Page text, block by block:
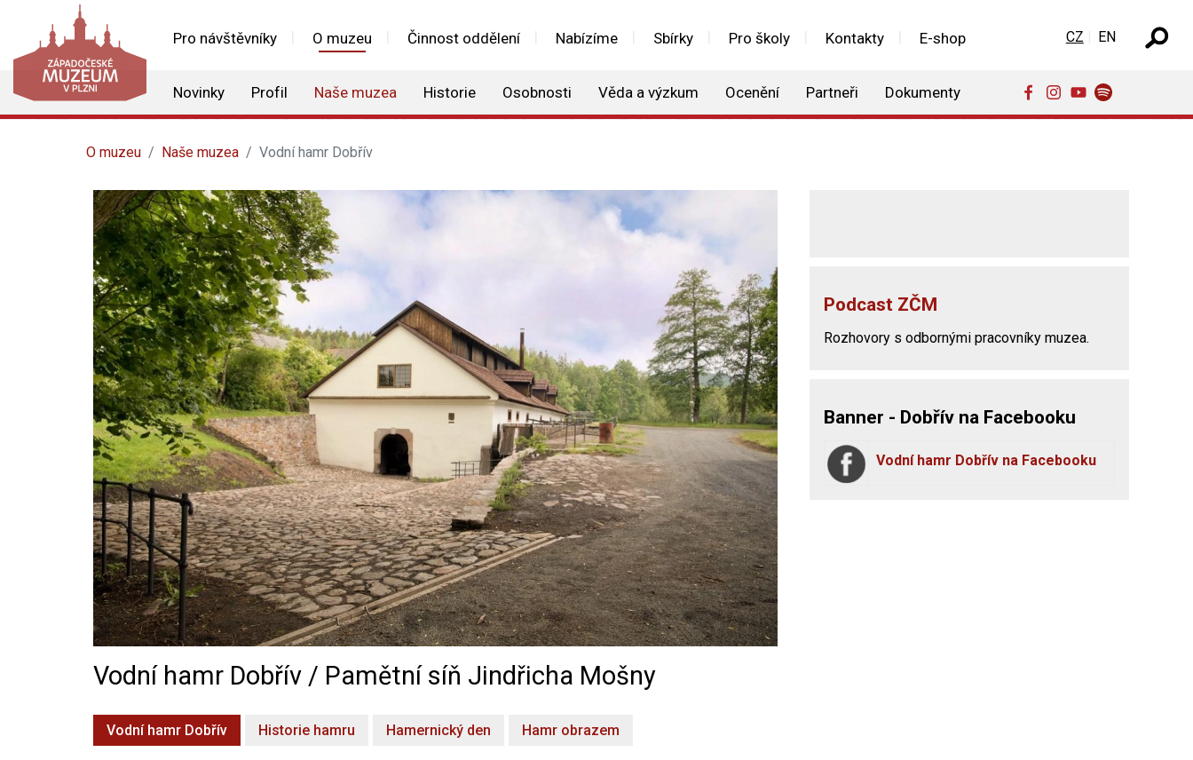
Pro návštěvníky O muzeu Činnost oddělení Nabízíme Sbírky Pro školy Kontakty E-shop
Novinky Profil Naše muzea Historie Osobnosti Věda a výzkum Ocenění Partneři Dokumenty
Zvolte jazyk
CZ EN
O muzeu Naše muzea Vodní hamr Dobřív
Vodní hamr Dobřív / Pamětní síň Jindřicha Mošny
Vodní hamr Dobřív Historie hamru Hamernický den Hamr obrazem
Podcast ZČM
Rozhovory s odbornými pracovníky muzea.
Banner - Dobřív na Facebooku
Vodní hamr Dobřív na Facebooku